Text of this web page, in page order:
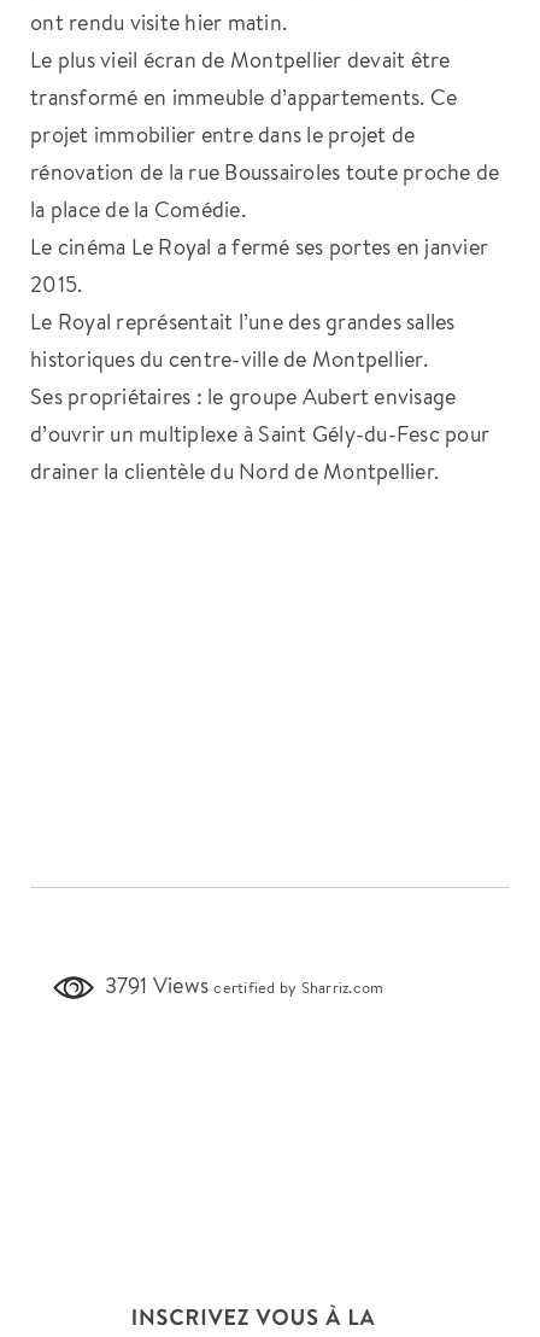
ont rendu visite hier matin.
Le plus vieil écran de Montpellier devait être
transformé en immeuble d’appartements. Ce
projet immobilier entre dans le projet de
rénovation de la rue Boussairoles toute proche de
la place de la Comédie.
Le cinéma Le Royal a fermé ses portes en janvier
2015.
Le Royal représentait l’une des grandes salles
historiques du centre-ville de Montpellier.
Ses propriétaires : le groupe Aubert envisage
d’ouvrir un multiplexe à Saint Gély-du-Fesc pour
drainer la clientèle du Nord de Montpellier.
3791 Viewscertified by Sharriz.com